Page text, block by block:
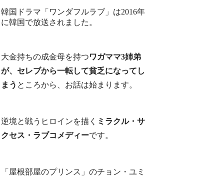
韓国ドラマ「ワンダフルラブ」は2016年
に韓国で放送されました。
大金持ちの成金母を持つワガママ3姉弟
が、セレブから一転して貧乏になってし
まう ところから、お話は始まります。
逆境と戦うヒロインを描く ミラクル・サ
クセス・ラブコメディーです。
「屋根部屋のプリンス」のチョン・ユミ